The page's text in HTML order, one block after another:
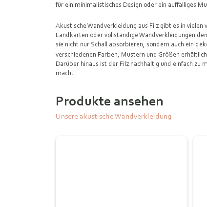
für ein minimalistisches Design oder ein auffälliges
Akustische Wandverkleidung aus Filz gibt es in
Landkarten oder vollständige Wandverkleidungen
sie nicht nur Schall absorbieren, sondern auch ein
verschiedenen Farben, Mustern und Größen
Darüber hinaus ist der Filz nachhaltig und einfach zu
macht.
Produkte ansehen
Unsere akustische Wandverkleidung